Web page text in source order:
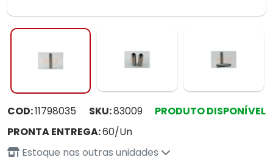
COD:11798035 SKU:83009
PRODUTO DISPONÍVEL
PRONTA ENTREGA:60/Un
Estoque nas outras unidades